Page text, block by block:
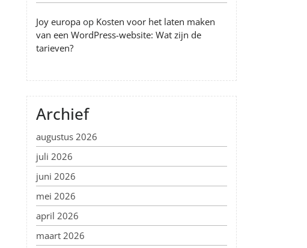
Joy europa op Kosten voor het laten maken
van een WordPress-website: Wat zijn de
tarieven?
Archief
augustus 2026
juli 2026
juni 2026
mei 2026
april 2026
maart 2026